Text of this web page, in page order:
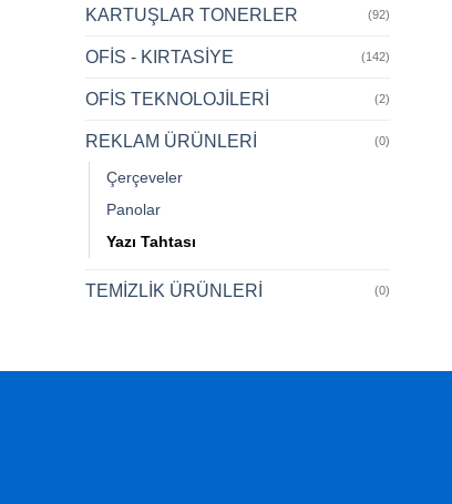
KARTUŞLAR TONERLER (92)
OFİS - KIRTASİYE (142)
OFİS TEKNOLOJİLERİ (2)
REKLAM ÜRÜNLERİ (0)
Çerçeveler
Panolar
Yazı Tahtası
TEMİZLİK ÜRÜNLERİ (0)